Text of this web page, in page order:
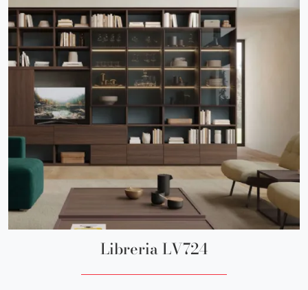
Libreria LV724